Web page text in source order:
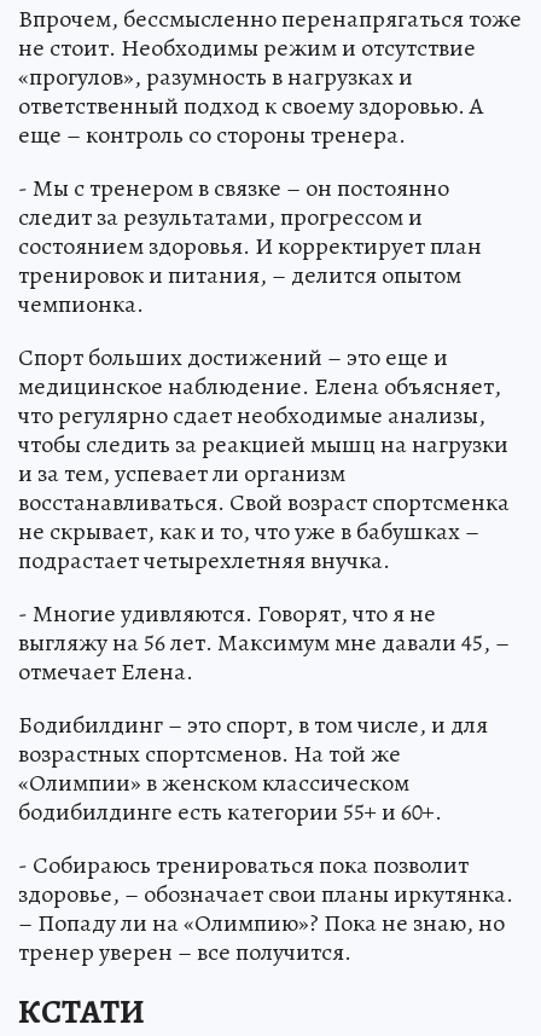
Впрочем, бессмысленно перенапрягаться тоже
не стоит. Необходимы режим и отсутствие
«прогулов», разумность в нагрузках и
ответственный подход к своему здоровью. А
еще – контроль со стороны тренера.
- Мы с тренером в связке – он постоянно
следит за результатами, прогрессом и
состоянием здоровья. И корректирует план
тренировок и питания, – делится опытом
чемпионка.
Спорт больших достижений – это еще и
медицинское наблюдение. Елена объясняет,
что регулярно сдает необходимые анализы,
чтобы следить за реакцией мышц на нагрузки
и за тем, успевает ли организм
восстанавливаться. Свой возраст спортсменка
не скрывает, как и то, что уже в бабушках –
подрастает четырехлетняя внучка.
- Многие удивляются. Говорят, что я не
выгляжу на 56 лет. Максимум мне давали 45, –
отмечает Елена.
Бодибилдинг – это спорт, в том числе, и для
возрастных спортсменов. На той же
«Олимпии» в женском классическом
бодибилдинге есть категории 55+ и 60+.
- Собираюсь тренироваться пока позволит
здоровье, – обозначает свои планы иркутянка.
– Попаду ли на «Олимпию»? Пока не знаю, но
тренер уверен – все получится.
КСТАТИ